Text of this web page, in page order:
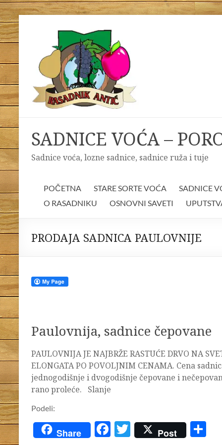
Skip
to
content
SADNICE VOĆA –
Sadnice voća, lozne sadnice, sadnice ruža i tuje
POČETNA STARE SORTE VOĆA SADNICE
O RASADNIKU
OSNOVNI SAVETI
PRODAJA SADNICA PAULOVNIJE
Paulovnija, sadnice čepovane
PAULOVNIJA JE NAJBRŽE RASTUĆE DRVO NA
ELONGATA PO POVOLJNIM CENAMA. Cena
jednogodišnje i dvogodišnje čepovane i
rano proleće. Slanje
Podeli:
Share
F
T
Post